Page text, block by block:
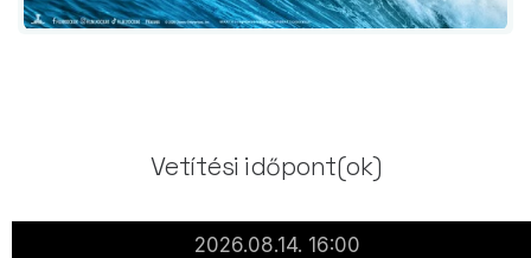
Vetítési időpont(ok)
2026.08.14. 16:00